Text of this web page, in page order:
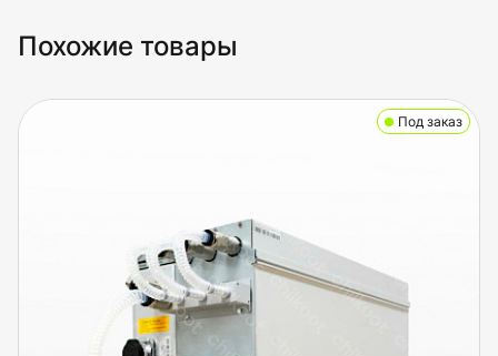
Похожие товары
Под заказ